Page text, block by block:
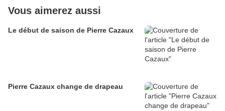
Vous aimerez aussi
Le début de saison de Pierre Cazaux
Pierre Cazaux change de drapeau